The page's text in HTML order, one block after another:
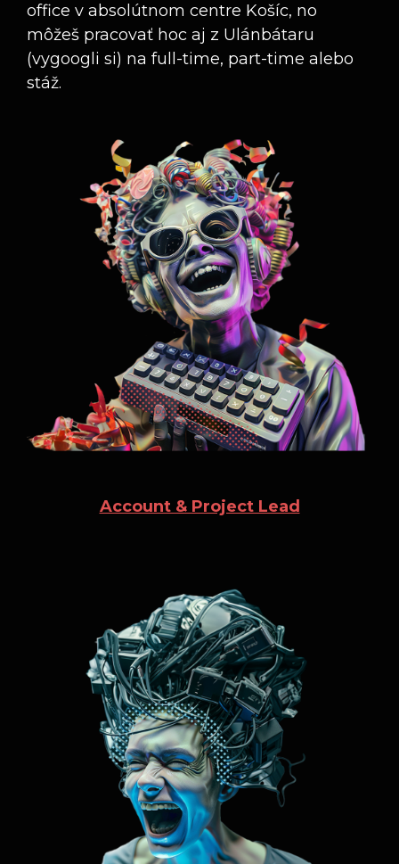
office v absolútnom centre Košíc, no
môžeš pracovať hoc aj z Ulánbátaru
(vygoogli si) na full-time, part-time alebo
stáž.
Account & Project Lead